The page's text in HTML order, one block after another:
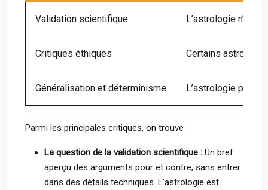
Validation scientifique L’astrologie n’a
Critiques éthiques Certains
Généralisation et déterminisme L’astrologie peut
Parmi les principales critiques, on trouve :
La question de la validation scientifique : Un bref
aperçu des arguments pour et contre, sans entrer
dans des détails techniques. L’astrologie est